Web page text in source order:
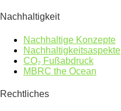
Nachhaltigkeit
Nachhaltige Konzepte
Nachhaltigkeitsaspekte
CO₂ Fußabdruck
MBRC the Ocean
Rechtliches